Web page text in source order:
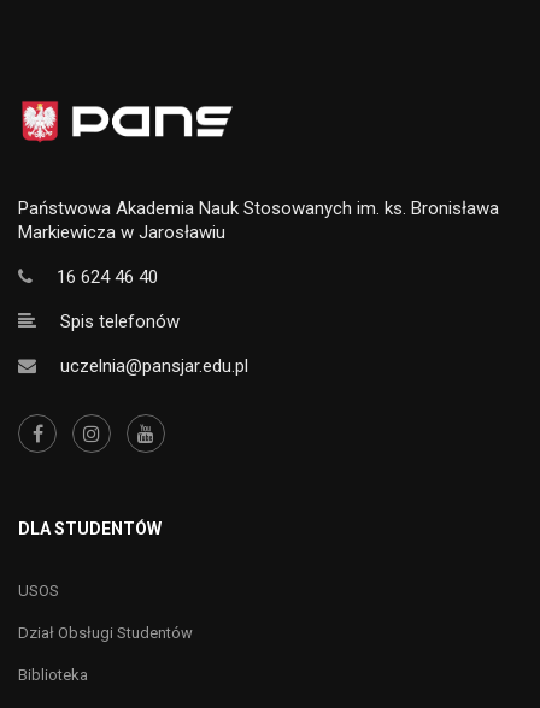
Państwowa Akademia Nauk Stosowanych im. ks. Bronisława
Markiewicza w Jarosławiu
16 624 46 40
Spis telefonów
uczelnia@pansjar.edu.pl
DLA STUDENTÓW
USOS
Dział Obsługi Studentów
Biblioteka